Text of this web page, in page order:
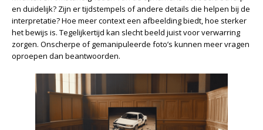
en duidelijk? Zijn er tijdstempels of andere details die helpen bij de
interpretatie? Hoe meer context een afbeelding biedt, hoe sterker
het bewijs is. Tegelijkertijd kan slecht beeld juist voor verwarring
zorgen. Onscherpe of gemanipuleerde foto’s kunnen meer vragen
oproepen dan beantwoorden.